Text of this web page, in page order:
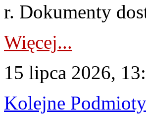
r. Dokumenty
Więcej...
15 lipca 2026,
Kolejne